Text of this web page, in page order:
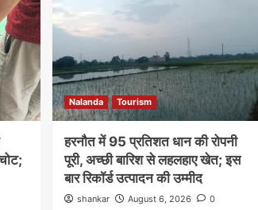
Nalanda Tourism
हरनौत में 95 प्रतिशत धान की रोपनी
पूरी, अच्छी बारिश से लहलहाए खेत; इस
बार रिकॉर्ड उत्पादन की उम्मीद
shankar August 6, 2026 0